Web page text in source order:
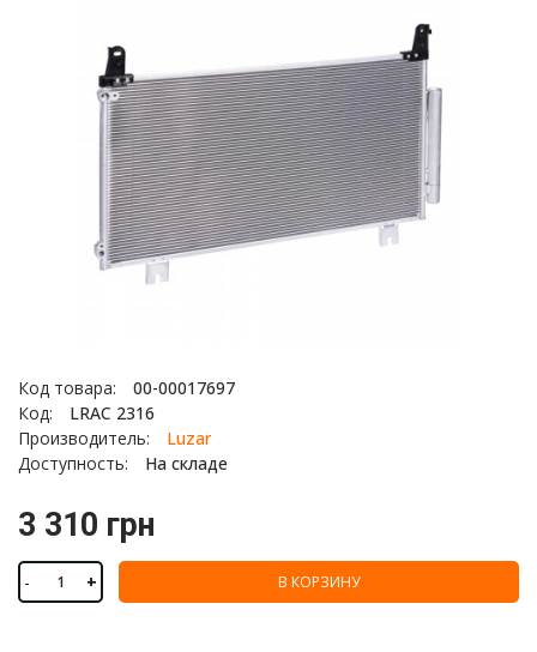
Код товара:
00-00017697
Код:
LRAC 2316
Производитель:
Luzar
Доступность:
На складе
3 310 грн
- + В КОРЗИНУ